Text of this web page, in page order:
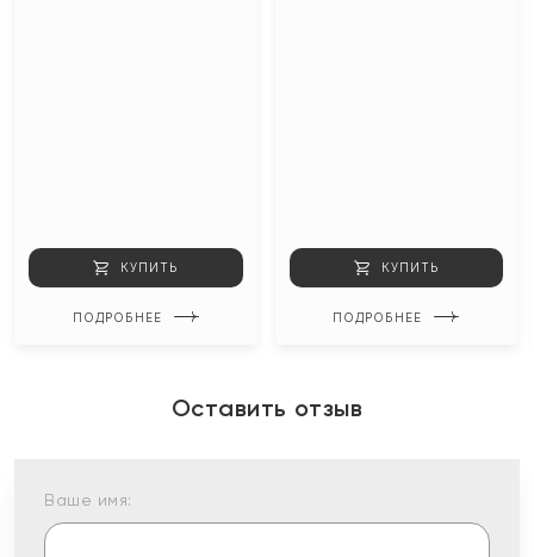
КУПИТЬ
ПОДРОБНЕЕ
КУПИТЬ
ПОДРОБНЕЕ
Оставить отзыв
Ваше имя: